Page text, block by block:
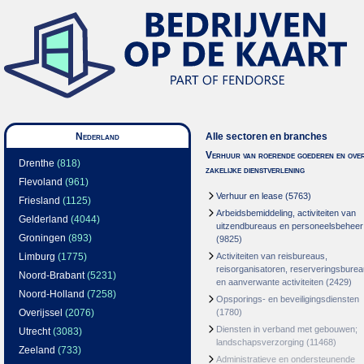
Nederland
Drenthe (818)
Flevoland (961)
Friesland (1125)
Gelderland (4044)
Groningen (893)
Limburg (1775)
Noord-Brabant(5231)
Noord-Holland (7258)
Overijssel (2076)
Utrecht(3083)
Zeeland (733)
Alle sectoren en branches
Verhuur van roerende goederen en
zakelijke dienstverlening
Verhuur en lease (5763)
Arbeidsbemiddeling, activiteiten van
uitzendbureaus en personeelsbeheer
(9825)
Activiteiten van reisbureaus,
reisorganisatoren,
en aanverwante activiteiten (2429)
Opsporings- en beveiligingsdiensten
(1780)
Diensten in verband met gebouwen;
landschapsverzorging (11468)
Administratieve en ondersteunende